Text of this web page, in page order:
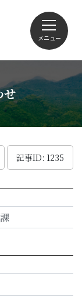
メニュー
せ
記事ID: 1235